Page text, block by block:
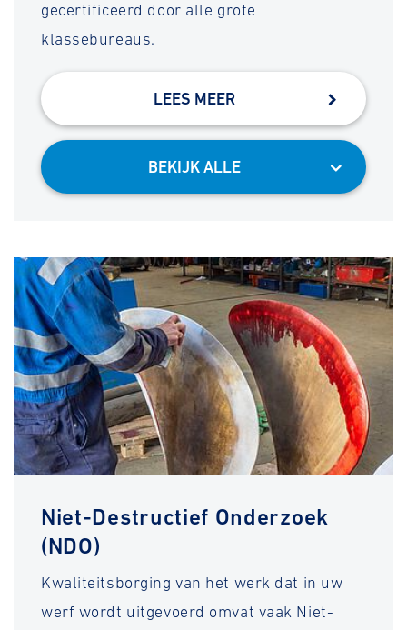
gecertificeerd door alle grote
klassebureaus.
BEKIJK ALLE
LEES MEER
Niet-Destructief Onderzoek
(NDO)
Kwaliteitsborging van het werk dat in uw
werf wordt uitgevoerd omvat vaak Niet-